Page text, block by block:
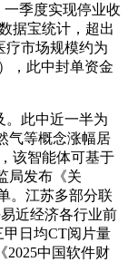
季度实现停业收
据宝统计，超出
疗市场规模约为
，此中封单资金
此中近一半为
气等概念涨幅居
该智能体可基于
局发布《关
。江苏多部分联
近经济各行业前
日均CT阅片量
2025中国软件财